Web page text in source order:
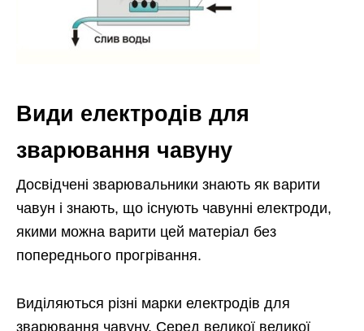
Види електродів для
зварювання чавуну
Досвідчені зварювальники знають як варити
чавун і знають, що існують чавунні електроди,
якими можна варити цей матеріал без
попереднього прогрівання.
Виділяються різні марки електродів для
зварювання чавуну. Серед великої великої